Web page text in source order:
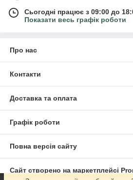
Сьогодні працює з 09:00 до
Показати весь графік роботи
Про нас
Контакти
Доставка та оплата
Графік роботи
Повна версія сайту
Сайт створено на маркетплейсі